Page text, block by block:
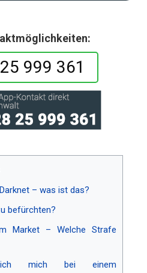
999 361
– was ist das?
befürchten?
Market – Welche Strafe
mich bei einem